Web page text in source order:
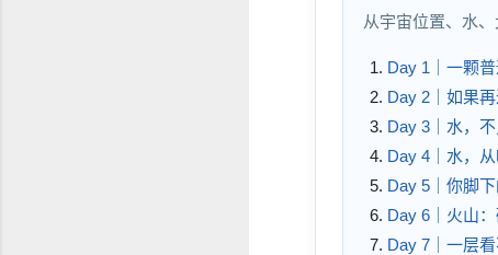
从宇宙位置、水
Day 1｜一颗
Day 2｜如果
Day 3｜水，
Day 4｜水，
Day 5｜你脚
Day 6｜火山：
Day 7｜一层